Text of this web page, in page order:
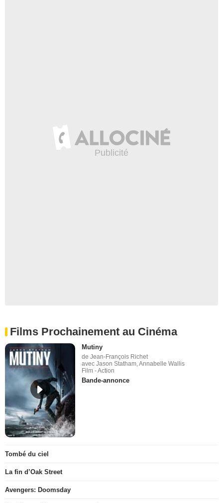
Films Prochainement au Cinéma
Mutiny
de Jean-François Richet
avec Jason Statham, Annabelle Wallis
Film - Action
Bande-annonce
Tombé du ciel
La fin d’Oak Street
Avengers: Doomsday